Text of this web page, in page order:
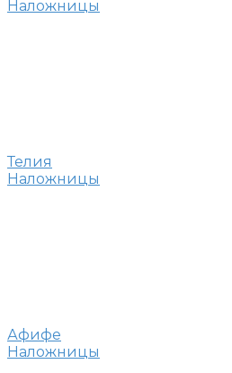
Наложницы
Телия
Наложницы
Афифе
Наложницы